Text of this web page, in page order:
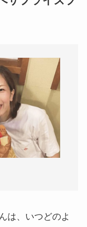
は、いつどのよ